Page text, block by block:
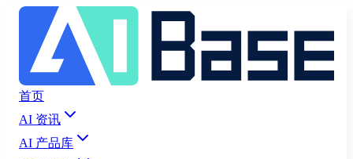
首页
AI 资讯
AI 产品库